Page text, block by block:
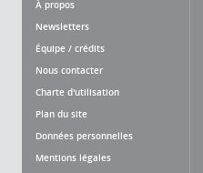
À propos
Newsletters
Équipe / crédits
Nous contacter
Charte d'utilisation
Plan du site
Données personnelles
Mentions légales